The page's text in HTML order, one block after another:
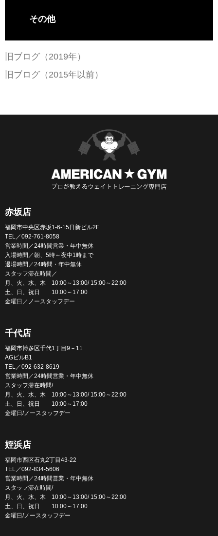
その他
旧ブログ（2019年）
旧ブログ（2015年以前）
赤坂店
福岡市中央区赤坂1-6-15日新ビル2F
TEL／092-761-8058
営業時間／24時間営業・年中無休
入場時間／朝、5時～夜中1時まで
退場時間／24時間・年中無休
スタッフ滞在時間／
月、火、水、木 10:00～13:00/ 15:00～22:00
土、日、祝日 10:00～17:00
金曜日／ノースタッフデー
千代店
福岡市博多区千代1丁目9－11
AGビルB1
TEL／092-632-8619
営業時間／24時間営業・年中無休
スタッフ滞在時間/
月、火、水、木 10:00～13:00/ 15:00～22:00
土、日、祝日 10:00～17:00
金曜日/ノースタッフデー
姪浜店
福岡市西区石丸2丁目43-22
TEL／092-834-5606
営業時間／24時間営業・年中無休
スタッフ滞在時間/
月、火、水、木 10:00～13:00/ 15:00～22:00
土、日、祝日 10:00～17:00
金曜日/ノースタッフデー